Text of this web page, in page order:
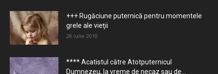
+++ Rugăciune puternică pentru momentele
grele ale vieţii
28 iulie 2010
**** Acatistul către Atotputernicul
Dumnezeu, la vreme de necaz sau de...